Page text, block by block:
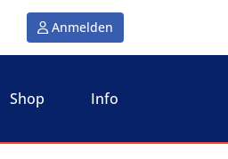
Anmelden
Shop Info